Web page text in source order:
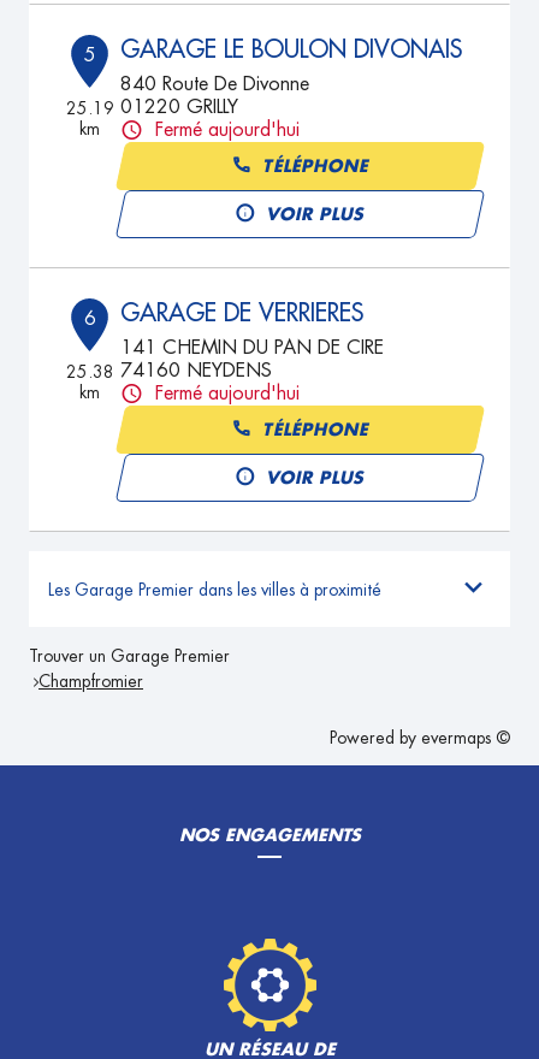
5
25.19
km
GARAGE LE BOULON DIVONAIS
840 Route De Divonne
01220 GRILLY
Fermé aujourd'hui
TÉLÉPHONE
VOIR PLUS
6
25.38
km
GARAGE DE VERRIERES
141 CHEMIN DU PAN DE CIRE
74160 NEYDENS
Fermé aujourd'hui
TÉLÉPHONE
VOIR PLUS
Les Garage Premier dans les villes à proximité
Trouver un Garage Premier
Champfromier
Powered by evermaps ©
NOS ENGAGEMENTS
UN RÉSEAU DE